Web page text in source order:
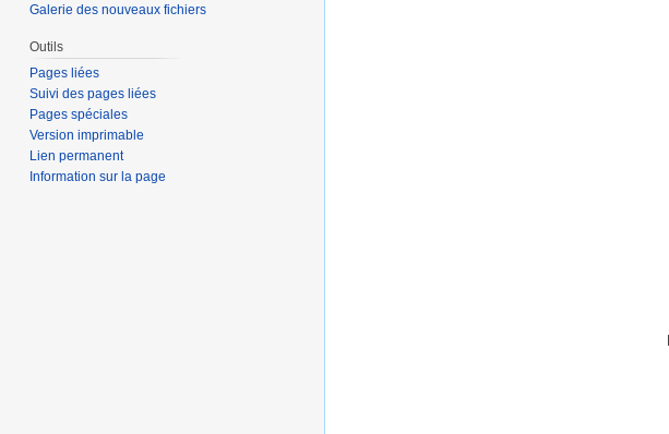
Galerie des nouveaux fichiers
Outils
Pages liées
Suivi des pages liées
Pages spéciales
Version imprimable
Lien permanent
Information sur la page